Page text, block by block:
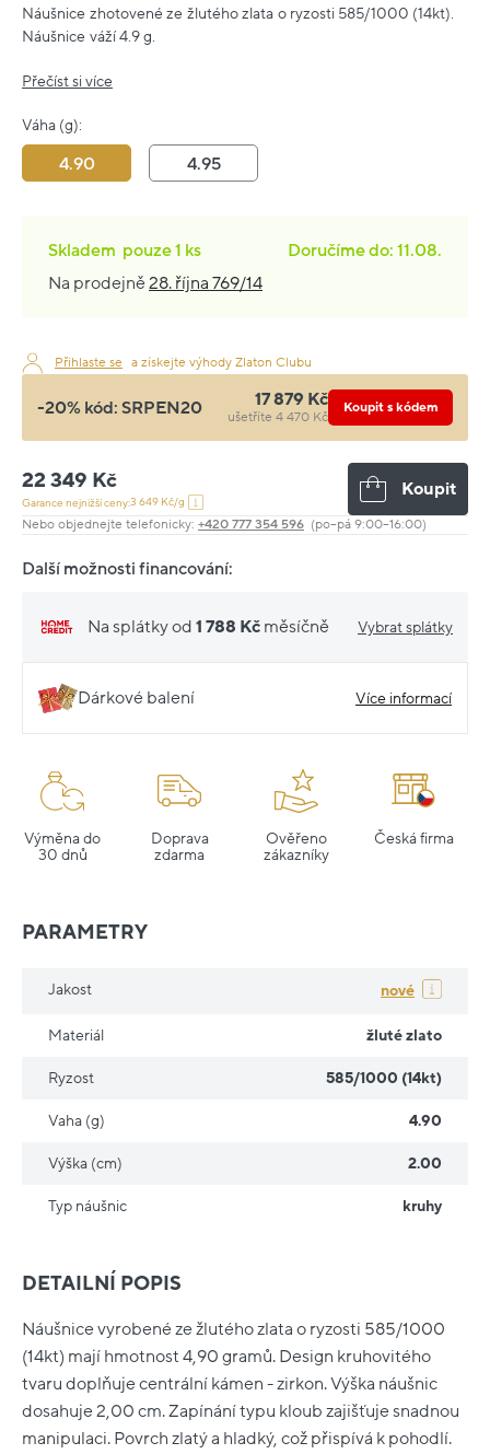
Náušnice zhotovené ze žlutého zlata o ryzosti 585/1000 (14kt).
Náušnice váží 4.9 g.
Přečíst si více
Váha (g):
4.90 4.95
Skladem pouze1 ks
Doručíme do: 11.08.
Na prodejně28. října 769/14
Přihlaste se a získejte výhody Zlaton Clubu
-20% kód: SRPEN20 17 879 Kč
ušetříte 4 470 Kč
Koupit s kódem
22 349 Kč
Garance nejnižší ceny:3 649 Kč/g
Koupit
Nebo objednejte telefonicky: +420 777 354 596 (po–pá 9:00–16:00)
Další možnosti financování:
Na splátky od 1 788 Kč měsíčně Vybrat splátky
Dárkové balení Více informací
Výměna do
30 dnů
Doprava
zdarma
Ověřeno
zákazníky
Česká firma
DETAILNÍ POPIS
Náušnice vyrobené ze žlutého zlata o ryzosti 585/1000
(14kt) mají hmotnost 4,90 gramů. Design kruhovitého
tvaru doplňuje centrální kámen - zirkon. Výška náušnic
dosahuje 2,00 cm. Zapínání typu kloub zajišťuje snadnou
manipulaci. Povrch zlatý a hladký, což přispívá k pohodlí.
PARAMETRY
Jakost nové
Materiál žluté zlato
Ryzost 585/1000 (14kt)
Vaha (g) 4.90
Výška (cm) 2.00
Typ náušnic kruhy